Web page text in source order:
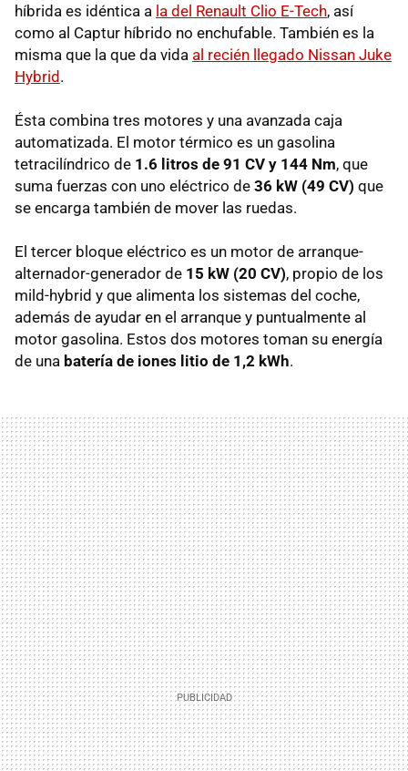
híbrida es idéntica a la del Renault Clio E-Tech, así
como al Captur híbrido no enchufable. También es la
misma que la que da vida al recién llegado Nissan Juke
Hybrid.
Ésta combina tres motores y una avanzada caja
automatizada. El motor térmico es un gasolina
tetracilíndrico de 1.6 litros de 91 CV y 144 Nm, que
suma fuerzas con uno eléctrico de 36 kW (49 CV) que
se encarga también de mover las ruedas.
El tercer bloque eléctrico es un motor de arranque-
alternador-generador de 15 kW (20 CV), propio de los
mild-hybrid y que alimenta los sistemas del coche,
además de ayudar en el arranque y puntualmente al
motor gasolina. Estos dos motores toman su energía
de una batería de iones litio de 1,2 kWh.